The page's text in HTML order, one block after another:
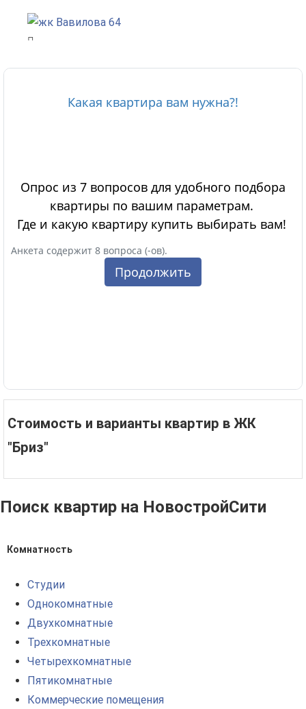
Стоимость и варианты квартир в ЖК
"Бриз"
Поиск квартир на НовостройСити
Комнатность
Студии
Однокомнатные
Двухкомнатные
Трехкомнатные
Четырехкомнатные
Пятикомнатные
Коммерческие помещения